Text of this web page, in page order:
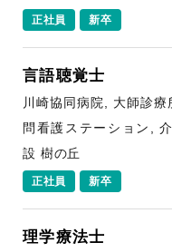
正社員 新卒
言語聴覚士
川崎協同病院, 大師診
問看護ステーション,
設 樹の丘
正社員 新卒
理学療法士